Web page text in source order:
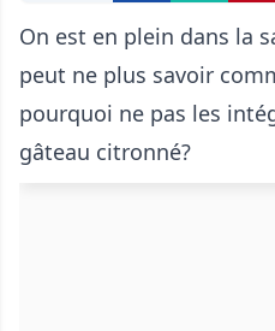
On est en plein dans la
peut ne plus savoir
pourquoi ne pas les
gâteau citronné?